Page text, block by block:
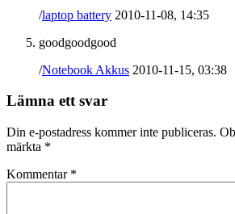
/laptop battery 2010-11-08, 14:35
goodgoodgood
/Notebook Akkus 2010-11-15, 03:38
Lämna ett svar
Din e-postadress kommer inte publiceras.
märkta *
Kommentar *